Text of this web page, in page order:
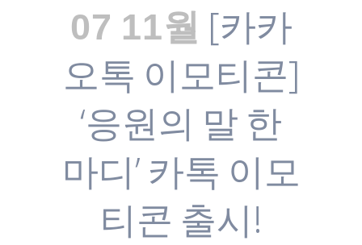
07 11월 [카카
오톡 이모티콘]
‘응원의 말 한
마디’ 카톡 이모
티콘 출시!